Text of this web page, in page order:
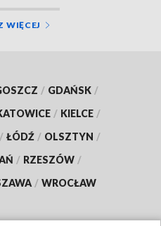
WIĘCEJ
/ GDAŃSK /
/ KIELCE /
/ ŁÓDŹ / OLSZTYN /
/ RZESZÓW /
/ WROCŁAW